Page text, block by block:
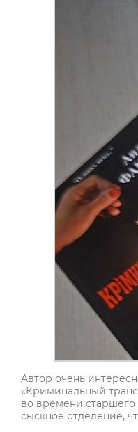
Автор очень
«Криминальный
во времени
сыскное отделение,